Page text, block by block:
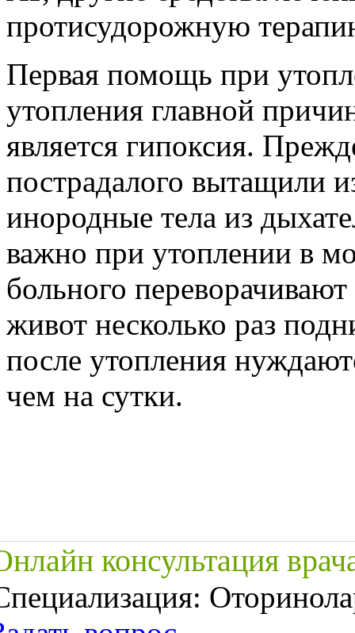
протисудорожную
Первая помощь при
утопления главной
является гипоксия.
пострадалого вытащили
инородные тела из
важно при утоплении в
больного
живот несколько раз
после утопления
чем на сутки.
консультация